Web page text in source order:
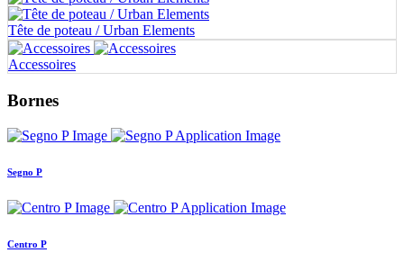
Tête de poteau / Urban Elements
Accessoires
Bornes
Segno P
Centro P